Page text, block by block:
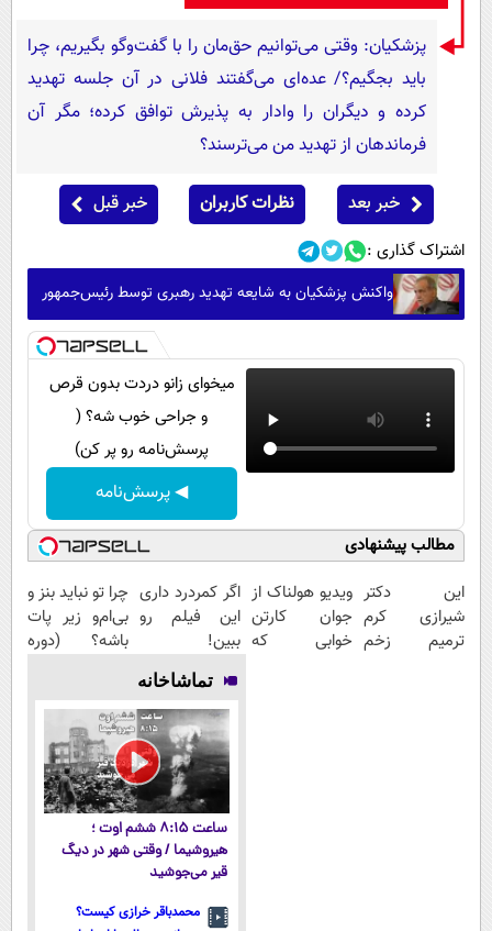
پزشکیان: وقتی می‌توانیم حق‌مان را با گفت‌وگو بگیریم، چرا
باید بجگیم؟/ عده‌ای می‌گفتند فلانی در آن جلسه تهدید
کرده و دیگران را وادار به پذیرش توافق کرده؛ مگر آن
فرماندهان از تهدید من می‌ترسند؟
خبر بعد نظرات کاربران خبر قبل
اشتراک گذاری :
واکنش پزشکیان به شایعه تهدید رهبری توسط رئیس‌جمهور
میخوای زانو دردت بدون قرص
و جراحی خوب شه؟ (
پرسش‌نامه رو پر کن)
◀ پرسش‌نامه
مطالب پیشنهادی
این دکتر
شیرازی کرم
ترمیم زخم
ویدیو هولناک از
جوان کارتن
خوابی که
اگر کمردرد داری
این فیلم رو
ببین!
◗پرسش‌نامه رو
پر کن◖
چرا تو نباید بنز و
بی‌ام‌و زیر پات
باشه؟ (دوره
تماشاخانه
ساعت ۸:۱۵ ششم اوت ؛
هیروشیما / وقتی شهر در دیگ
قیر می‌جوشید
محمدباقر خرازی کیست؟